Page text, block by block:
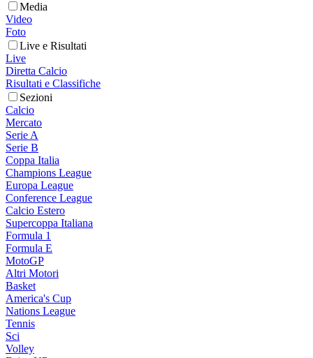
Media
Video
Foto
Live e Risultati
Live
Diretta Calcio
Risultati e Classifiche
Sezioni
Calcio
Mercato
Serie A
Serie B
Coppa Italia
Champions League
Europa League
Conference League
Calcio Estero
Supercoppa Italiana
Formula 1
Formula E
MotoGP
Altri Motori
Basket
America's Cup
Nations League
Tennis
Sci
Volley